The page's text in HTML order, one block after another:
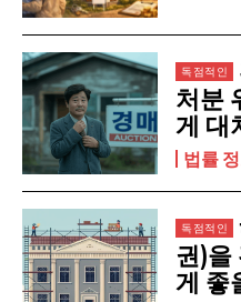
처분
게 대
법률
권)을
게 좋